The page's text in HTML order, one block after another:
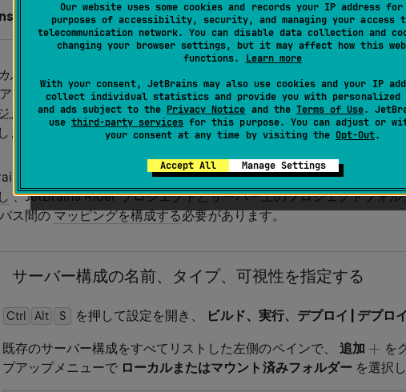
Our website uses some cookies and records your IP address
purposes of accessibility, security, and managing your access
telecommunication network. You can disable data collection and
changing your browser settings, but it may affect how this
functions. Learn more
With your consent, JetBrains may also use cookies and your IP
collect individual statistics and provide you with personalized
and ads subject to the Privacy Notice and the Terms of Use.
use third-party services for this purpose. You can adjust or
your consent at any time by visiting the Opt-Out.
Accept All Manage Settings
| 設定 | ビルド、実行、デプロイ | デプロイ(macOS 用)
ルサーバー
は、ローカルフォルダーまたはマウントされたフォルダ
ドレスにファイルを提供するサーバーです。 ローカルサーバー構成
ェクトで開発を行い、プロジェクトファイルをサーバーのドキュメ
ます。
Rider でローカルサーバー構成を作成するには、JetBrains Rider
、JetBrains Rider プロジェクトとサーバー上のプロジェクトフォル
ス間のマッピングを構成する必要があります。
サーバー構成の名前、タイプ、可視性を指定する
Ctrl Alt 0
S を押して設定を開き、 ビルド、実行、デプロイ | デプロイ
既存のサーバー構成をすべてリストした左側のペインで、 追加
を
プアップメニューで ローカルまたはマウント済みフォルダーを選択し